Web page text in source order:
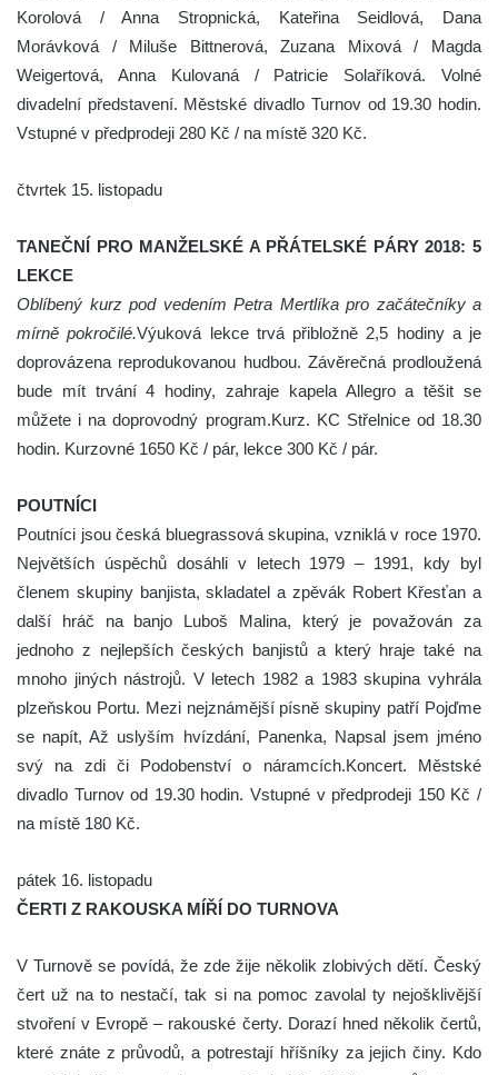
Korolová / Anna Stropnická, Kateřina Seidlová, Dana
Morávková / Miluše Bittnerová, Zuzana Mixová / Magda
Weigertová, Anna Kulovaná / Patricie Solaříková. Volné
divadelní představení. Městské divadlo Turnov od 19.30 hodin.
Vstupné v předprodeji 280 Kč / na místě 320 Kč.
čtvrtek 15. listopadu
TANEČNÍ PRO MANŽELSKÉ A PŘÁTELSKÉ PÁRY 2018: 5
LEKCE
Oblíbený kurz pod vedením Petra Mertlíka pro začátečníky a
mírně pokročilé.Výuková lekce trvá přibložně 2,5 hodiny a je
doprovázena reprodukovanou hudbou. Závěrečná prodloužená
bude mít trvání 4 hodiny, zahraje kapela Allegro a těšit se
můžete i na doprovodný program.Kurz. KC Střelnice od 18.30
hodin. Kurzovné 1650 Kč / pár, lekce 300 Kč / pár.
POUTNÍCI
Poutníci jsou česká bluegrassová skupina, vzniklá v roce 1970.
Největších úspěchů dosáhli v letech 1979 – 1991, kdy byl
členem skupiny banjista, skladatel a zpěvák Robert Křesťan a
další hráč na banjo Luboš Malina, který je považován za
jednoho z nejlepších českých banjistů a který hraje také na
mnoho jiných nástrojů. V letech 1982 a 1983 skupina vyhrála
plzeňskou Portu. Mezi nejznámější písně skupiny patří Pojďme
se napít, Až uslyším hvízdání, Panenka, Napsal jsem jméno
svý na zdi či Podobenství o náramcích.Koncert. Městské
divadlo Turnov od 19.30 hodin. Vstupné v předprodeji 150 Kč /
na místě 180 Kč.
pátek 16. listopadu
ČERTI Z RAKOUSKA MÍŘÍ DO TURNOVA
V Turnově se povídá, že zde žije několik zlobivých dětí. Český
čert už na to nestačí, tak si na pomoc zavolal ty nejošklivější
stvoření v Evropě – rakouské čerty. Dorazí hned několik čertů,
které znáte z průvodů, a potrestají hříšníky za jejich činy. Kdo